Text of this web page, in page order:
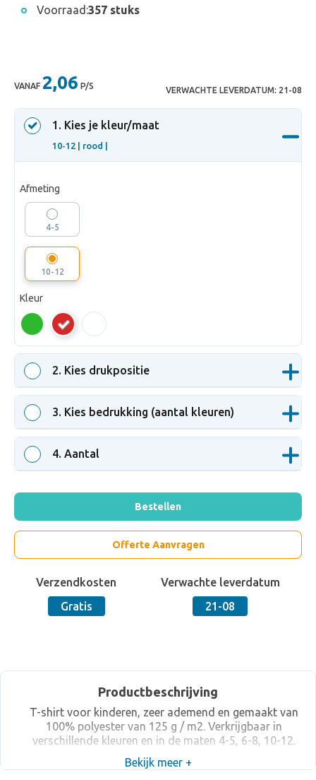
Voorraad:357 stuks
VANAF 2,06 P/S VERWACHTE LEVERDATUM: 21-08
1 . Kies je kleur/maat
10-12 | rood |
Afmeting
4-5
10-12
Kleur
rood
2. Kies drukpositie
3. Kies bedrukking (aantal kleuren)
4. Aantal
Bestellen
Offerte Aanvragen
Verzendkosten
Gratis
Verwachte leverdatum
21-08
Productbeschrijving
T-shirt voor kinderen, zeer ademend en gemaakt van
100% polyester van 125 g / m2. Verkrijgbaar in
verschillende kleuren en in de maten 4-5, 6-8, 10-12.
Bekijk meer +